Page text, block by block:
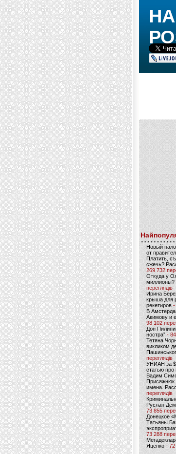
Новый
от
Платить,
сжечь?
269 732
Откуда у
миллионы?
переглядів
Ирина
крыша для
рекетиров -
В
Акимову и
98 102
Дон
ностра” -
Тетяна
викликом
переглядів
УНИАН за
статью про
Вадим
Присяжнюк
имена.
переглядів
Руслан
73 855
Донецкое
Татьяны
73 288
Яценко - 72